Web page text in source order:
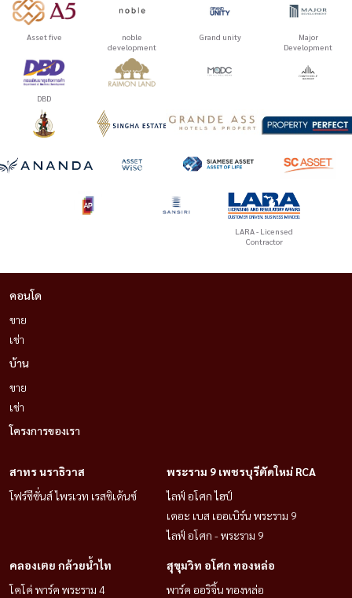
Asset five
noble
development
Grand unity
Major
Development
DBD
LARA - Licensed
Contractor
คอนโด
ขาย
เช่า
บ้าน
ขาย
เช่า
โครงการของเรา
สาทร นราธิวาส
โฟร์ซีซั่นส์ ไพรเวท เรสซิเด้นซ์
พระราม 9 เพชรบุรีตัดใหม่ RCA
ไลฟ์ อโศก ไฮป์
เดอะ เบส เออเบิร์น พระราม 9
ไลฟ์ อโศก - พระราม 9
คลองเตย กล้วยน้ำไท
โคโค่ พาร์ค พระราม 4
สุขุมวิท อโศก ทองหล่อ
พาร์ค ออริจิ้น ทองหล่อ